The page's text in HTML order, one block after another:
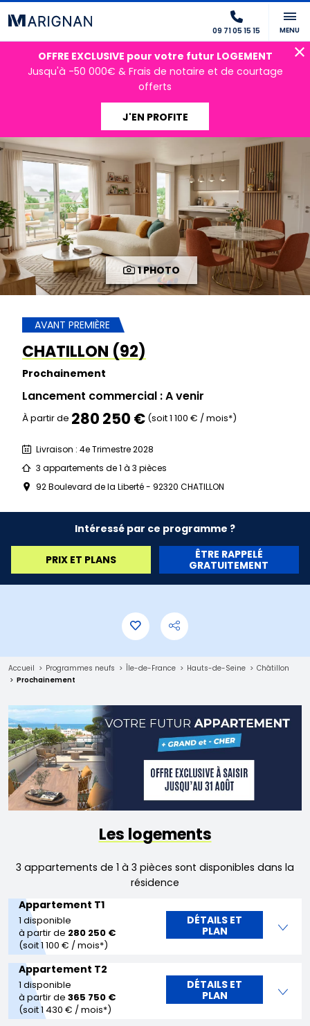
09 71 05 15 15 MENU
OFFRE EXCLUSIVE pour votre futur LOGEMENT
Jusqu'à -50 000€ & Frais de notaire et de courtage
offerts
J'EN PROFITE
1 PHOTO
AVANT PREMIÈRE
CHATILLON (92)
Prochainement
Lancement commercial : A venir
À partir de 280 250 € (soit 1 100 € / mois*)
Livraison : 4e Trimestre 2028
3 appartements de 1 à 3 pièces
92 Boulevard de la Liberté - 92320 CHATILLON
Intéressé par ce programme ?
PRIX ET PLANS
ÊTRE RAPPELÉ
GRATUITEMENT
Accueil Programmes neufs Île-de-France Hauts-de-Seine
Châtillon
Prochainement
Les logements
3 appartements de 1 à 3 pièces sont disponibles dans la
résidence
Appartement T1
1 disponible
à partir de 280 250 €
(soit 1 100 € / mois*)
DÉTAILS ET
PLAN
Appartement T2
1 disponible
à partir de365 750 €
(soit 1 430 € / mois*)
DÉTAILS ET
PLAN